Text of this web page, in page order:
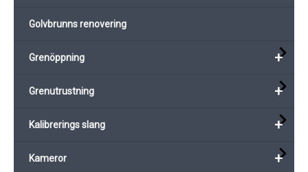
Golvbrunns renovering
+
Grenöppning
+
Grenutrustning
+
Kalibrerings slang
+
Kameror